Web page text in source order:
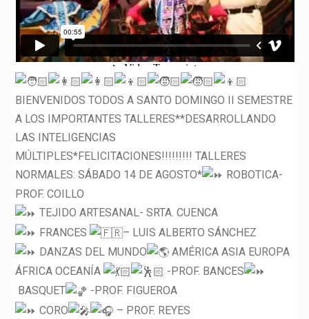
BIENVENIDOS TODOS A SANTO DOMINGO II SEMESTRE
A LOS IMPORTANTES TALLERES**DESARROLLANDO
LAS INTELIGENCIAS
MÚLTIPLES*FELICITACIONES!!!!!!!!! TALLERES
NORMALES: SÁBADO 14 DE AGOSTO*
ROBOTICA-
PROF. COILLO
TEJIDO ARTESANAL- SRTA. CUENCA
FRANCES
– LUIS ALBERTO SÁNCHEZ
DANZAS DEL MUNDO
AMÉRICA ASIA EUROPA
ÁFRICA OCEANÍA
-PROF. BANCES
BASQUET
-PROF. FIGUEROA
CORO
– PROF. REYES